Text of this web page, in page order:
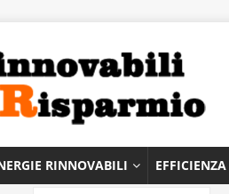
RINNOVABILI